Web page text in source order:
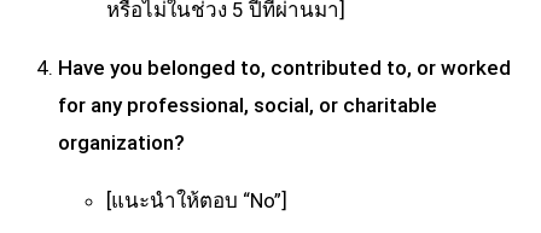
หรือไม่ในช่วง 5 ปีที่ผ่านมา]
Have you belonged to, contributed to, or worked
for any professional, social, or charitable
organization?
[แนะนำให้ตอบ “No”]